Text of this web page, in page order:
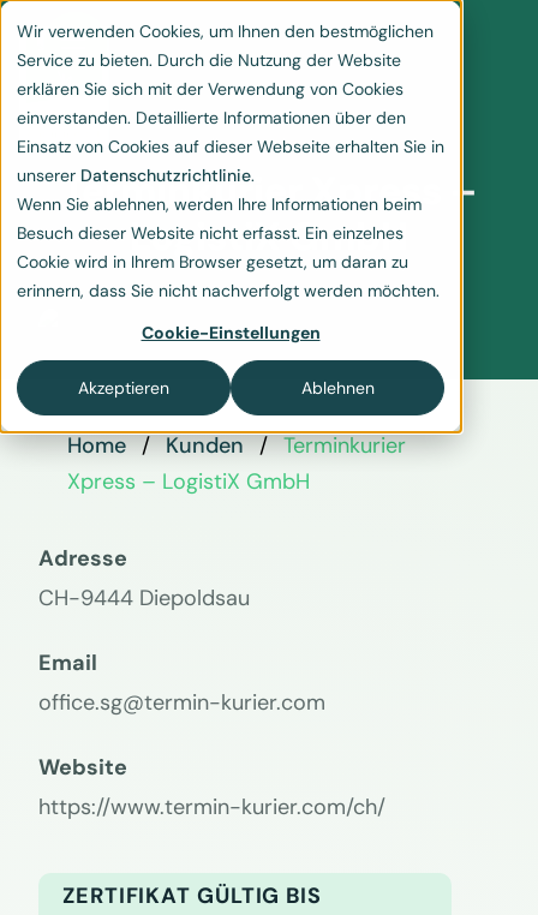
Wir verwenden Cookies, um Ihnen den bestmöglichen
Service zu bieten. Durch die Nutzung der Website
erklären Sie sich mit der Verwendung von Cookies
einverstanden. Detaillierte Informationen über den
Einsatz von Cookies auf dieser Webseite erhalten Sie in
unserer Datenschutzrichtlinie.
Wenn Sie ablehnen, werden Ihre Informationen beim
Besuch dieser Website nicht erfasst. Ein einzelnes
Cookie wird in Ihrem Browser gesetzt, um daran zu
erinnern, dass Sie nicht nachverfolgt werden möchten.
Cookie-Einstellungen
Akzeptieren Ablehnen
Terminkurier Xpress –
LogistiX GmbH
Home Kunden
Terminkurier
Xpress – LogistiX GmbH
Adresse
CH-9444 Diepoldsau
Email
office.sg@termin-kurier.com
Website
https://www.termin-kurier.com/ch/
ZERTIFIKAT GÜLTIG BIS